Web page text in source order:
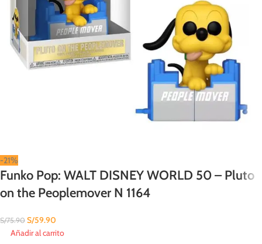
-21%
Funko Pop: WALT DISNEY WORLD 50 – Pluto
on the Peoplemover N 1164
S/75.90 S/59.90
Añadir al carrito